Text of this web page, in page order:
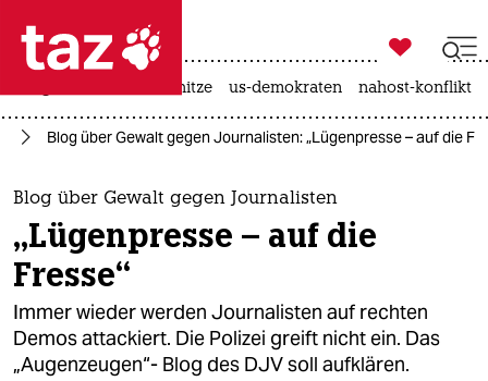
 taz zahl ich
taz zahl ich
themen
politik
öko
gesellschaft

taz zahl ich
hitze us-demokraten nahost-konflikt
Blog über Gewalt gegen Journalisten: „Lügenpresse – auf die
Blog über Gewalt gegen Journalisten
„Lügenpresse – auf die
Fresse“
Immer wieder werden Journalisten auf rechten
Demos attackiert. Die Polizei greift nicht ein. Das
„Augenzeugen“- Blog des DJV soll aufklären.